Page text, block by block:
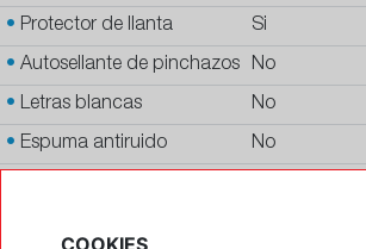
• Protector de llanta Si
• Autosellante de pinchazos No
• Letras blancas No
• Espuma antiruido No
COOKIES